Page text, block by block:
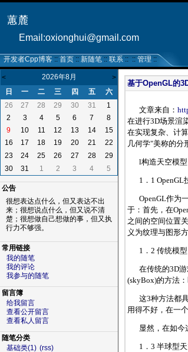
蕙麓
Email:oxionghui@gmail.com
开发者Cpp博客 :: 首页 :: 新随笔 :: 联系 :: :: 管理 ::
< 2026年8月 >
日 一 二 三 四 五
六
26
27 28 29 30 31
1
2
3 4 5 6 7
8
9
10 11 12 13 14
15
16
17 18 19 20 21
22
23
24 25 26 27 28
29
30
31 1 2 3 4 5
公告
很想表达点什么，但又表达不出
来；很想说点什么，但又说不清
楚；很想做自己想做的事，但又执
行力不够强。
常用链接
我的随笔
我的评论
我参与的随笔
留言簿
给我留言
查看公开留言
查看私人留言
随笔分类
基础类(1) (rss)
基于OpenGL的
文章来自：
在进行3D场景渲
在实现复杂、计
几何学"美称的分
l构造天空模型
1．1 OpenGL
OpenGL作为
于：首先，在
之间的空间位置
义为纹理与图形
1．2 传统模型
在传统的3D
(skyBox)的方法
这3种方法都
用得不好，在一
显然，在如今
1．3 半球型